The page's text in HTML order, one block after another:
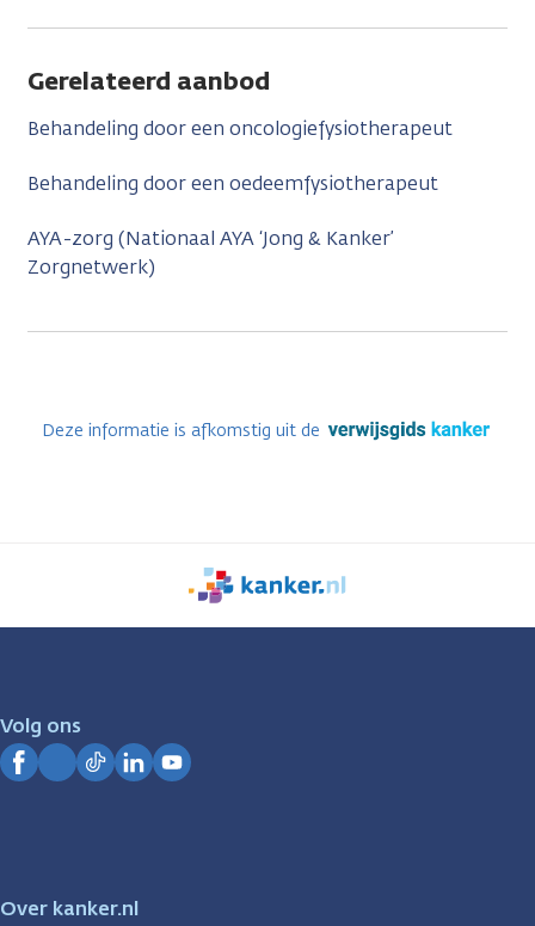
Gerelateerd aanbod
Behandeling door een oncologiefysiotherapeut
Behandeling door een oedeemfysiotherapeut
AYA-zorg (Nationaal AYA ‘Jong & Kanker’
Zorgnetwerk)
Deze informatie is afkomstig uit de
We
zijn
Volg ons
Over kanker.nl